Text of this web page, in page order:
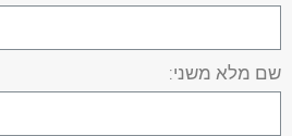
שם מלא משני: